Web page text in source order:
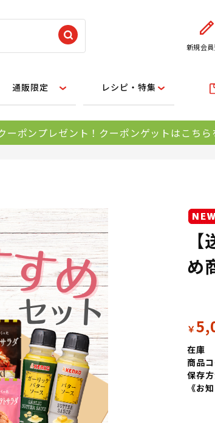
新規会
通販限定 レシピ・特集
ポンプレゼント！クーポンゲットはこちら
め
￥
商品
在庫
保存
《お